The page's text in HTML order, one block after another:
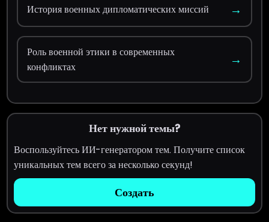
История военных дипломатических миссий →
Роль военной этики в современных
конфликтах
→
Нет нужной темы?
Воспользуйтесь ИИ-генератором тем. Получите список
уникальных тем всего за несколько секунд!
Создать